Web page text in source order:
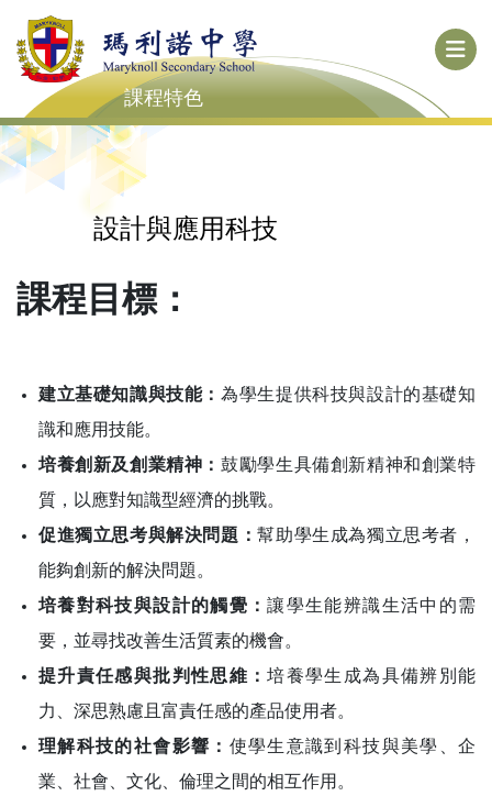
課程特色
設計與應用科技
課程目標：
建立基礎知識與技能：為學生提供科技與設計的基礎知
識和應用技能。
培養創新及創業精神：鼓勵學生具備創新精神和創業特
質，以應對知識型經濟的挑戰。
促進獨立思考與解決問題：幫助學生成為獨立思考者，
能夠創新的解決問題。
培養對科技與設計的觸覺：讓學生能辨識生活中的需
要，並尋找改善生活質素的機會。
提升責任感與批判性思維：培養學生成為具備辨別能
力、深思熟慮且富責任感的產品使用者。
理解科技的社會影響： 使學生意識到科技與美學、企
業、社會、文化、倫理之間的相互作用。